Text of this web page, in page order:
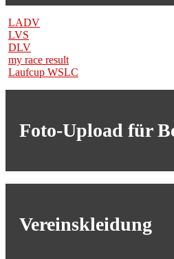
LADV
LVS
DLV
my race result
Laufcup WSLC
Foto-Upload für
Vereinskleidung